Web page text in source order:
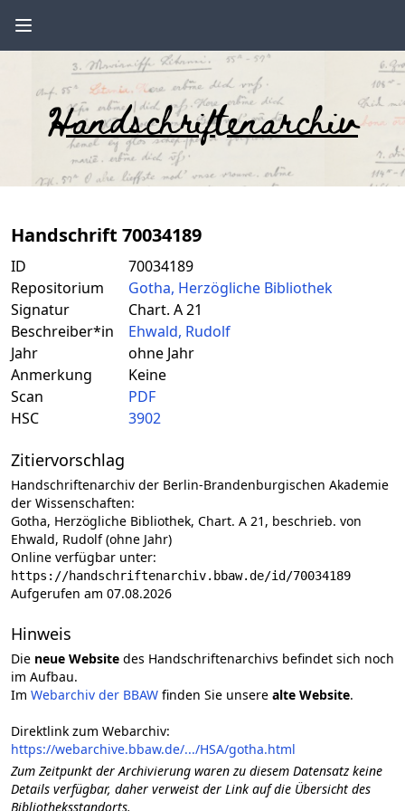
Handschriftenarchiv
Handschrift 70034189
ID
70034189
Repositorium
Gotha, Herzögliche Bibliothek
Signatur
Chart. A 21
Beschreiber*in
Ehwald, Rudolf
Jahr
ohne Jahr
Anmerkung
Keine
Scan
PDF
HSC
3902
Zitiervorschlag
Handschriftenarchiv der Berlin-Brandenburgischen Akademie
der Wissenschaften:
Gotha, Herzögliche Bibliothek, Chart. A 21, beschrieb. von
Ehwald, Rudolf (ohne Jahr)
Online verfügbar unter:
https://handschriftenarchiv.bbaw.de/id/70034189
Aufgerufen am 07.08.2026
Hinweis
Die neue Website des Handschriftenarchivs befindet sich noch
im Aufbau.
Im Webarchiv der BBAW finden Sie unsere alte Website.
Direktlink zum Webarchiv:
https://webarchive.bbaw.de/.../HSA/gotha.html
Zum Zeitpunkt der Archivierung waren zu diesem Datensatz keine
Details verfügbar, daher verweist der Link auf die Übersicht des
Bibliotheksstandorts.